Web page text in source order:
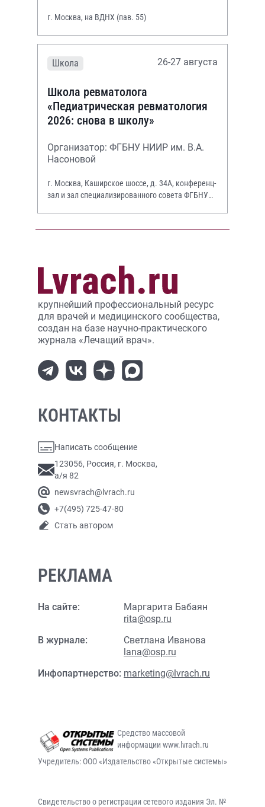
г. Москва, на ВДНХ (пав. 55)
Школа 26-27 августа
Школа ревматолога
«Педиатрическая ревматология
2026: снова в школу»
Организатор: ФГБНУ НИИР им. В.А.
Насоновой
г. Москва, Каширское шоссе, д. 34А, конференц-
зал и зал специализированного совета ФГБНУ
крупнейший профессиональный ресурс
для врачей и медицинского сообщества,
создан на базе научно-практического
журнала «Лечащий врач».
КОНТАКТЫ
Написать сообщение
123056, Россия, г. Москва,
а/я 82
newsvrach@lvrach.ru
+7(495) 725-47-80
Стать автором
РЕКЛАМА
На сайте:
Маргарита Бабаян
rita@osp.ru
В журнале:
Светлана Иванова
lana@osp.ru
Инфопартнерство: marketing@lvrach.ru
Средство массовой
информации www.lvrach.ru
Учредитель: ООО «Издательство «Открытые системы»
Свидетельство о регистрации сетевого издания Эл. №